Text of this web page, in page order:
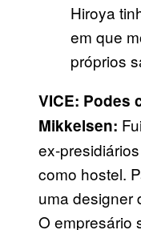
Hiroya
em que
próprios
VICE: Podes
Mikkelsen:
ex-
como hostel.
uma designer
O empresário